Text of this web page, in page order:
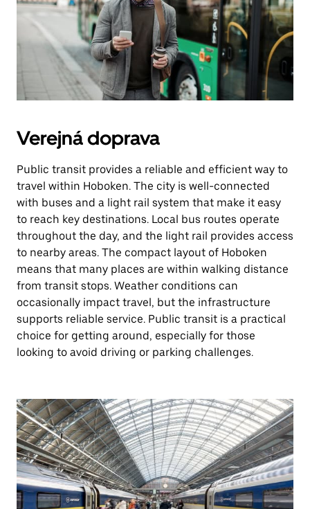
Verejná doprava
Public transit provides a reliable and efficient way to
travel within Hoboken. The city is well-connected
with buses and a light rail system that make it easy
to reach key destinations. Local bus routes operate
throughout the day, and the light rail provides access
to nearby areas. The compact layout of Hoboken
means that many places are within walking distance
from transit stops. Weather conditions can
occasionally impact travel, but the infrastructure
supports reliable service. Public transit is a practical
choice for getting around, especially for those
looking to avoid driving or parking challenges.